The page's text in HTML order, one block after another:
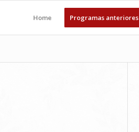
Home Programas anteriores